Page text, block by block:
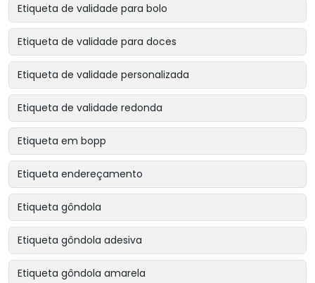
Etiqueta de validade para bolo
Etiqueta de validade para doces
Etiqueta de validade personalizada
Etiqueta de validade redonda
Etiqueta em bopp
Etiqueta endereçamento
Etiqueta gôndola
Etiqueta gôndola adesiva
Etiqueta gôndola amarela